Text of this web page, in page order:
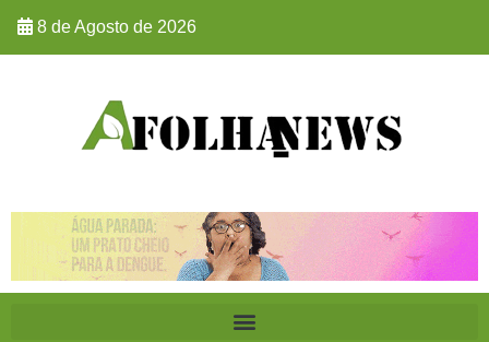
8 de Agosto de 2026